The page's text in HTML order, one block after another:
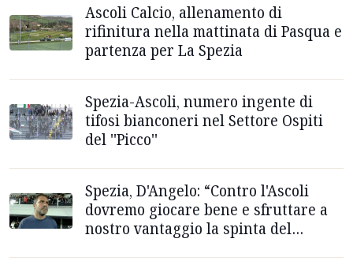
Ascoli Calcio, allenamento di
rifinitura nella mattinata di Pasqua e
partenza per La Spezia
Spezia-Ascoli, numero ingente di
tifosi bianconeri nel Settore Ospiti
del ''Picco''
Spezia, D'Angelo: “Contro l'Ascoli
dovremo giocare bene e sfruttare a
nostro vantaggio la spinta del